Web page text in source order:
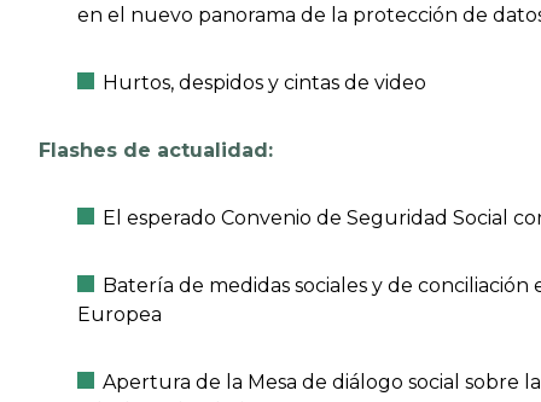
en el nuevo panorama de la protección de
Hurtos, despidos y cintas de video
Flashes de actualidad:
El esperado Convenio de Seguridad Social
Batería de medidas sociales y de conciliación
Europea
Apertura de la Mesa de diálogo social sobre